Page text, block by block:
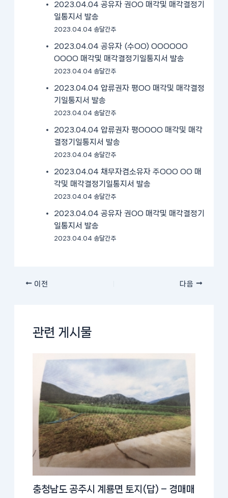
2023.04.04 공유자 권OO 매각및 매각결정기
일통지서 발송
2023.04.04 송달간주
2023.04.04 공유자 (수OO) OOOOOO
OOOO 매각및 매각결정기일통지서 발송
2023.04.04 송달간주
2023.04.04 압류권자 평OO 매각및 매각결정
기일통지서 발송
2023.04.04 송달간주
2023.04.04 압류권자 평OOOO 매각및 매각
결정기일통지서 발송
2023.04.04 송달간주
2023.04.04 채무자겸소유자 주OOO OO 매
각및 매각결정기일통지서 발송
2023.04.04 송달간주
2023.04.04 공유자 권OO 매각및 매각결정기
일통지서 발송
2023.04.04 송달간주
이전 다음
관련 게시물
충청남도 공주시 계룡면 토지(답) – 경매매